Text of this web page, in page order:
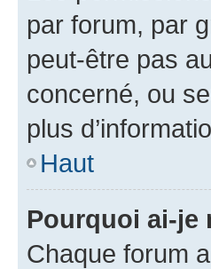
par forum, par
peut-être pas
concerné, ou
plus
Haut
Pourquoi ai-je
Chaque forum